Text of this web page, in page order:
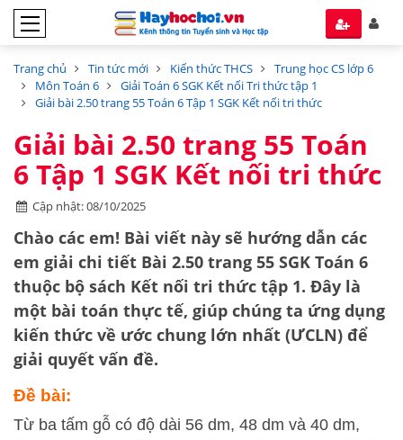
Trang chủ Tin tức mới Kiến thức THCS
Trung học CS lớp 6
Môn Toán 6
Giải Toán 6 SGK Kết nối Tri thức tập 1
Giải bài 2.50 trang 55 Toán 6 Tập 1 SGK Kết nối tri thức
Giải bài 2.50 trang 55 Toán
6 Tập 1 SGK Kết nối tri thức
Cập nhật: 08/10/2025
Chào các em! Bài viết này sẽ hướng dẫn các
em giải chi tiết Bài 2.50 trang 55 SGK Toán 6
thuộc bộ sách Kết nối tri thức tập 1. Đây là
một bài toán thực tế, giúp chúng ta ứng dụng
kiến thức về ước chung lớn nhất (ƯCLN) để
giải quyết vấn đề.
Đề bài:
Từ ba tấm gỗ có độ dài 56 dm, 48 dm và 40 dm,